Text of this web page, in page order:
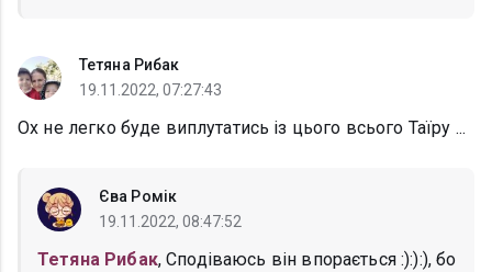
Тетяна Рибак
19.11.2022, 07:27:43
Ох не легко буде виплутатись із цього всього Таїру ...
Єва Ромік
19.11.2022, 08:47:52
Тетяна Рибак, Сподіваюсь він впорається :):):), бо